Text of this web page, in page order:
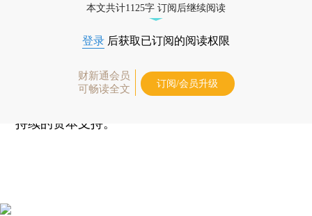
二期会在一期合作的项目基础上，根据当前的市场
关系的公司和项目，例如长江存储，中芯国际、华
持续的资本支持。
本文共计1125字 订阅后继续阅读
登录 后获取已订阅的阅读权限
财新通会员
可畅读全文
订阅/会员升级